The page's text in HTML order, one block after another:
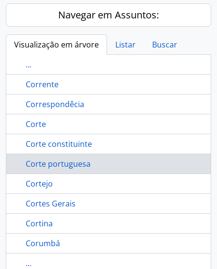
Navegar em Assuntos:
Visualização em árvore Listar
Buscar
...
Corrente
Correspondêcia
Corte
Corte constituinte
Corte portuguesa
Cortejo
Cortes Gerais
Cortina
Corumbá
...